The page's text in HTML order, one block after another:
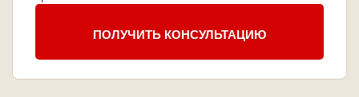
ПОЛУЧИТЬ КОНСУЛЬТАЦИЮ